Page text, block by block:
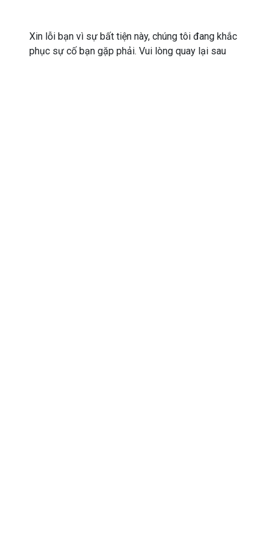
Xin lỗi bạn vì sự bất tiện này, chúng tôi đang khắc
phục sự cố bạn gặp phải. Vui lòng quay lại sau